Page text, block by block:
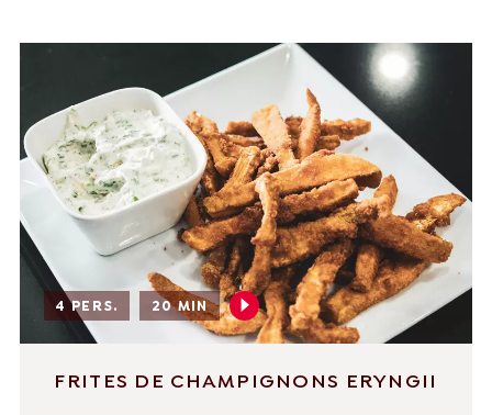
4 PERS. 20 MIN
FRITES DE CHAMPIGNONS ERYNGII